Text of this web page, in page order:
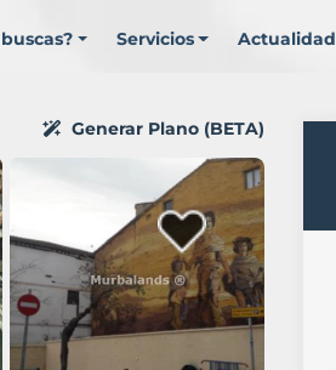
Servicios Actualidad
Generar Plano (BETA)